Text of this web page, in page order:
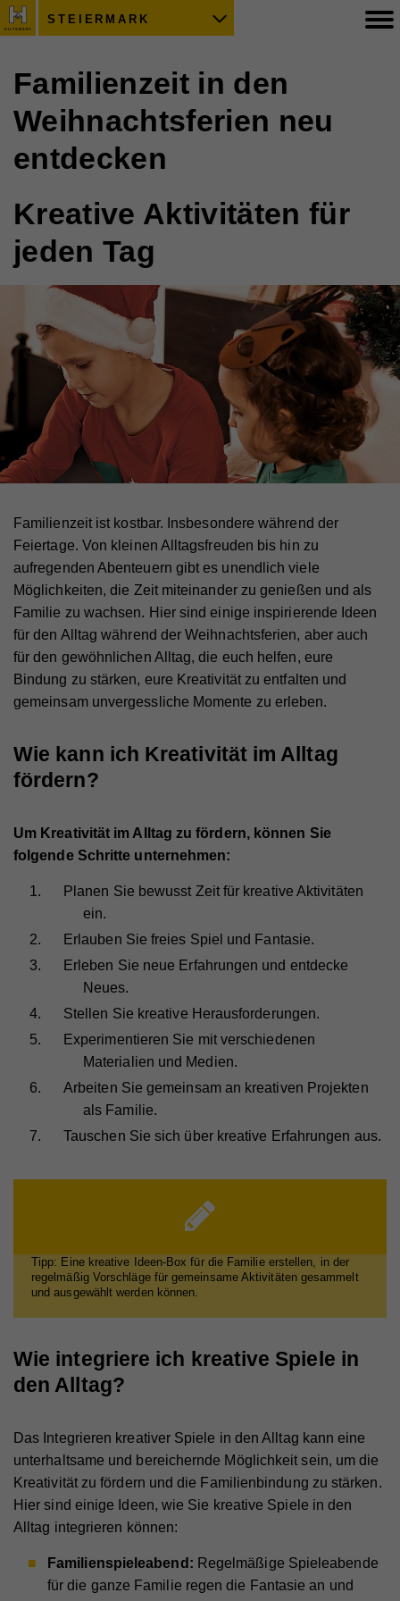
STEIERMARK
Familienzeit in den
Weihnachtsferien neu
entdecken
Kreative Aktivitäten für
jeden Tag
Familienzeit ist kostbar. Insbesondere während der
Feiertage. Von kleinen Alltagsfreuden bis hin zu
aufregenden Abenteuern gibt es unendlich viele
Möglichkeiten, die Zeit miteinander zu genießen und als
Familie zu wachsen. Hier sind einige inspirierende Ideen
für den Alltag während der Weihnachtsferien, aber auch
für den gewöhnlichen Alltag, die euch helfen, eure
Bindung zu stärken, eure Kreativität zu entfalten und
gemeinsam unvergessliche Momente zu erleben.
Wie kann ich Kreativität im Alltag
fördern?
Um Kreativität im Alltag zu fördern, können Sie
folgende Schritte unternehmen:
Planen Sie bewusst Zeit für kreative Aktivitäten
ein.
Erlauben Sie freies Spiel und Fantasie.
Erleben Sie neue Erfahrungen und entdecke
Neues.
Stellen Sie kreative Herausforderungen.
Experimentieren Sie mit verschiedenen
Materialien und Medien.
Arbeiten Sie gemeinsam an kreativen Projekten
als Familie.
Tauschen Sie sich über kreative Erfahrungen aus.
Tipp: Eine kreative Ideen-Box für die Familie erstellen, in der
regelmäßig Vorschläge für gemeinsame Aktivitäten gesammelt
und ausgewählt werden können.
Wie integriere ich kreative Spiele in
den Alltag?
Das Integrieren kreativer Spiele in den Alltag kann eine
unterhaltsame und bereichernde Möglichkeit sein, um die
Kreativität zu fördern und die Familienbindung zu stärken.
Hier sind einige Ideen, wie Sie kreative Spiele in den
Alltag integrieren können:
Familienspieleabend: Regelmäßige Spieleabende
für die ganze Familie regen die Fantasie an und